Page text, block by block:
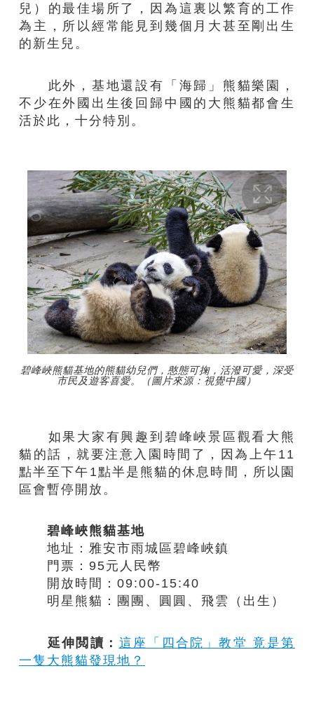
兒）的最佳場所了，因為這裏以繁育的工作
為主，所以經常能見到幾個月大甚至剛出生
的新生兒。
此外，基地還設有「海歸」熊貓樂園，
不少在外國出生後回歸中國的大熊貓都會生
活於此，十分特別。
碧峰峽熊貓基地的熊貓幼兒們，憨態可掬，活潑可愛，深受
市民及遊客喜愛。（圖片來源：視覺中國）
如果大家有興趣到碧峰峽景區觀看大熊
貓的話，就要注意入園時間了，因為上午11
點半至下午1點半是熊貓的休息時間，所以園
區會暫停開放。
碧峰峽熊貓基地
地址：雅安市雨城區碧峰峽鎮
門票：95元人民幣
開放時間：09:00-15:40
明星熊貓：團團、圓圓、飛雲（出生）
延伸閲讀： 這座「四合院」教堂 竟是第
一隻大熊貓發現地？